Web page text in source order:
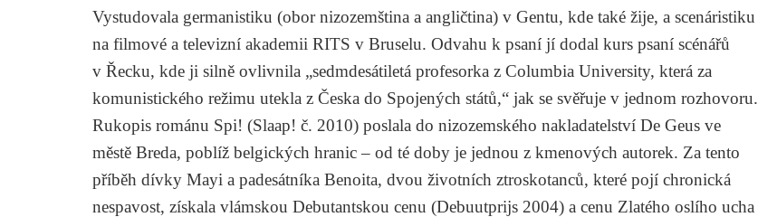
Vystudovala germanistiku (obor nizozemština a angličtina) v Gentu, kde také žije, a scenáristiku
na filmové a televizní akademii RITS v Bruselu. Odvahu k psaní jí dodal kurs psaní scénářů
v Řecku, kde ji silně ovlivnila „sedmdesátiletá profesorka z Columbia University, která za
komunistického režimu utekla z Česka do Spojených států,“ jak se svěřuje v jednom rozhovoru.
Rukopis románu Spi! (Slaap! č. 2010) poslala do nizozemského nakladatelství De Geus ve
městě Breda, poblíž belgických hranic – od té doby je jednou z kmenových autorek. Za tento
příběh dívky Mayi a padesátníka Benoita, dvou životních ztroskotanců, které pojí chronická
nespavost, získala vlámskou Debutantskou cenu (Debuutprijs 2004) a cenu Zlatého oslího ucha